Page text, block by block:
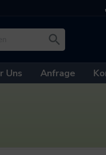
Uns Anfrage